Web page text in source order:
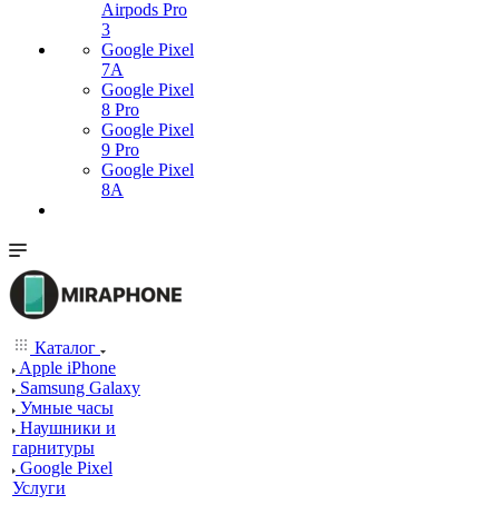
Airpods Pro
3
Google Pixel
7А
Google Pixel
8 Pro
Google Pixel
9 Pro
Google Pixel
8A
Каталог
Apple iPhone
Samsung Galaxy
Умные часы
Наушники и
гарнитуры
Google Pixel
Услуги